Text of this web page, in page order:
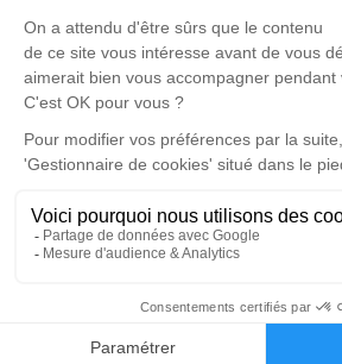
2, Rue de la République - 23600 -
4.9/5 - 139 avis
Nos Services
Organiser des obsèques-v2
Monuments funéraires
Services aux familles
Liens
Avis de
agence
Politique de traitement des données
Politique d’utilisation des cookies
Zone d'intervention
Réalisation et référencement par